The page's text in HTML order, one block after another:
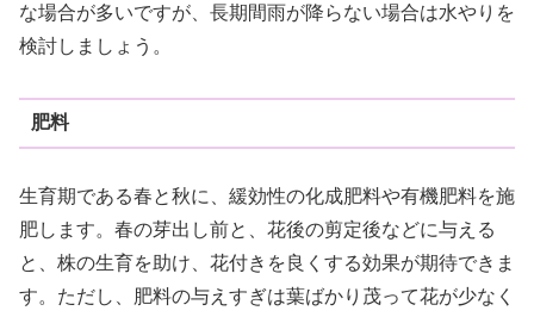
な場合が多いですが、長期間雨が降らない場合は水やりを
検討しましょう。
肥料
生育期である春と秋に、緩効性の化成肥料や有機肥料を施
肥します。春の芽出し前と、花後の剪定後などに与える
と、株の生育を助け、花付きを良くする効果が期待できま
す。ただし、肥料の与えすぎは葉ばかり茂って花が少なく